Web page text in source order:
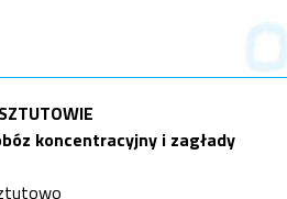
koncentracyjny i zagłady